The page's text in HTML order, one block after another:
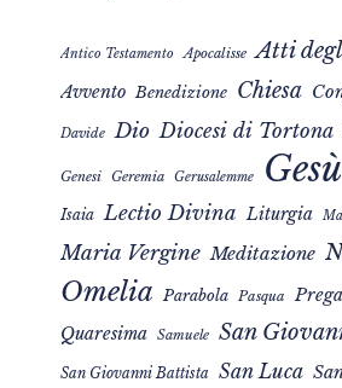
Antico Testamento Apocalisse Atti
Avvento Benedizione Chiesa
Davide Dio Diocesi di Tortona
Genesi Geremia Gerusalemme Gesù
Isaia Lectio Divina Liturgia
Maria Vergine Meditazione
Omelia Parabola Pasqua
Quaresima Samuele San
San Giovanni Battista San Luca